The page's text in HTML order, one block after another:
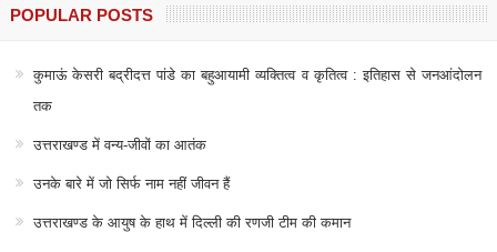
POPULAR POSTS
कुमाऊं केसरी बद्रीदत्त पांडे का बहुआयामी व्यक्तित्व व कृतित्व : इतिहास से जनआंदोलन
तक
उत्तराखण्ड में वन्य-जीवों का आतंक
उनके बारे में जो सिर्फ नाम नहीं जीवन हैं
उत्तराखण्ड के आयुष के हाथ में दिल्ली की रणजी टीम की कमान